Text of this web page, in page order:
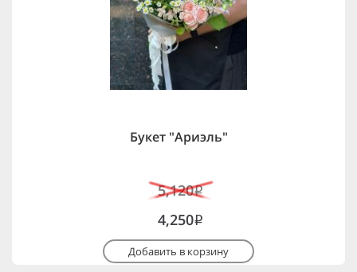
Букет "Ариэль"
5,120i
4,250i
Добавить в корзину